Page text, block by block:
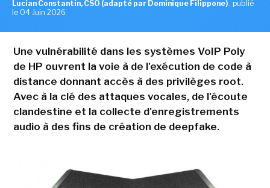
Lucian Constantin, CSO (adapté par Dominique Filippone) , publié
le 04 Juin 2026
Une vulnérabilité dans les systèmes VoIP Poly
de HP ouvrent la voie à de l'exécution de code à
distance donnant accès à des privilèges root.
Avec à la clé des attaques vocales, de l'écoute
clandestine et la collecte d'enregistrements
audio à des fins de création de deepfake.